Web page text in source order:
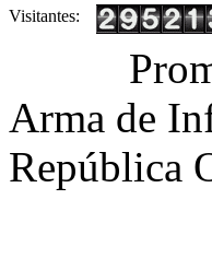
Visitantes:
Arma de
República